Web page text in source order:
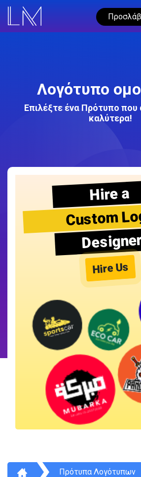
Λογότυπο
Επιλέξτε ένα Πρότυπο που
καλύτερα!
Hire a
Custom
Hire Us
Πρότυπα Λογότυπων